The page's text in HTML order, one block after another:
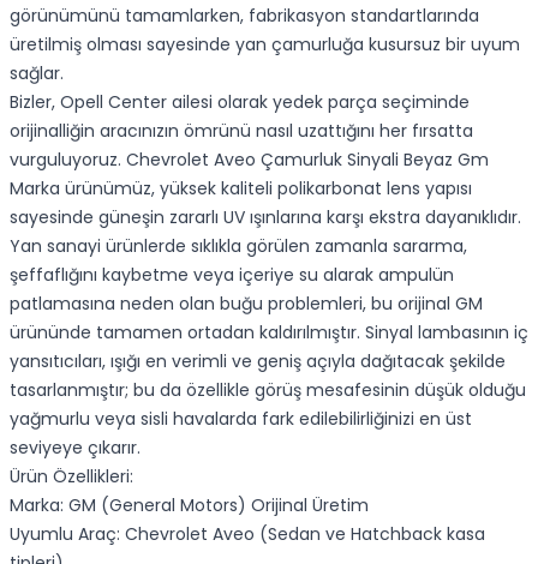
görünümünü tamamlarken, fabrikasyon standartlarında
üretilmiş olması sayesinde yan çamurluğa kusursuz bir uyum
sağlar.
Bizler, Opell Center ailesi olarak yedek parça seçiminde
orijinalliğin aracınızın ömrünü nasıl uzattığını her fırsatta
vurguluyoruz. Chevrolet Aveo Çamurluk Sinyali Beyaz Gm
Marka ürünümüz, yüksek kaliteli polikarbonat lens yapısı
sayesinde güneşin zararlı UV ışınlarına karşı ekstra dayanıklıdır.
Yan sanayi ürünlerde sıklıkla görülen zamanla sararma,
şeffaflığını kaybetme veya içeriye su alarak ampulün
patlamasına neden olan buğu problemleri, bu orijinal GM
ürününde tamamen ortadan kaldırılmıştır. Sinyal lambasının iç
yansıtıcıları, ışığı en verimli ve geniş açıyla dağıtacak şekilde
tasarlanmıştır; bu da özellikle görüş mesafesinin düşük olduğu
yağmurlu veya sisli havalarda fark edilebilirliğinizi en üst
seviyeye çıkarır.
Ürün Özellikleri:
Marka: GM (General Motors) Orijinal Üretim
Uyumlu Araç: Chevrolet Aveo (Sedan ve Hatchback kasa